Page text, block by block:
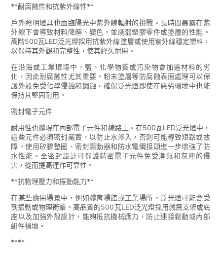
**耐腐蝕性和抗紫外線性**
戶外照明燈具也面臨陽光中紫外線輻射的挑戰。長時間暴露在紫
外線下會導致材料降解、變色，並削弱塑膠零件或塗層的性能。
高階500瓦LED泛光燈採用抗紫外線塗層或使用紫外線穩定塑料，
以保持其外觀和完整性，使其經久耐用。
在沿海或工業環境中，鹽、化學物質或污染物會加速材料的劣
化，因此耐腐蝕性尤其重要。粉末塗層等防腐蝕表面處理可以保
護外殼免受化學侵蝕和鏽蝕，確保泛光燈即使在惡劣環境中也能
保持其堅固耐用。
密封電子元件
耐用性也體現在內部電子元件和線路上。在500瓦LED泛光燈中，
這些元件必須密封嚴實，以防止水滲入，否則可能導致短路或故
障。使用矽膠墊圈、密封驅動器和防水電纜接頭進一步增強了防
水性能。全密封設計可保護精密電子元件免受潮氣和灰塵的侵
害，從而提高運作可靠性。
**抗物理壓力和振動能力**
在某些應用場景中，例如體育場館或工業場所，泛光燈可能會受
到振動或物理衝擊。高品質的500瓦LED泛光燈採用減震支架或底
座以及加強外殼設計，能夠抵抗機械應力，防止連接鬆動或內部
組件損壞。
****